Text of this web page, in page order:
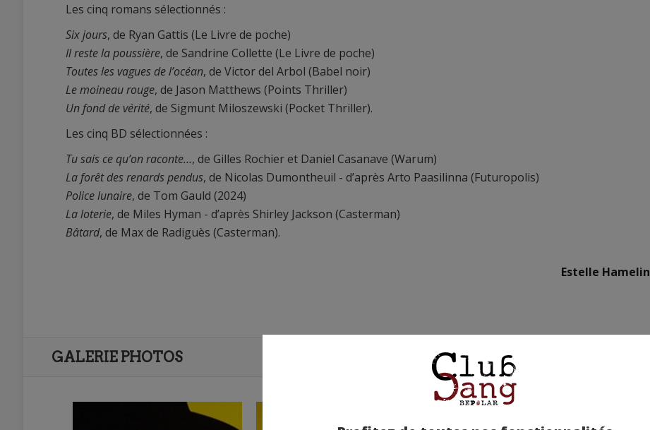
Les cinq romans sélectionnés :
Six jours, de Ryan Gattis (Le Livre de poche)
Il reste la poussière, de Sandrine Collette (Le Livre de poche)
Toutes les vagues de l’océan, de Victor del Arbol (Babel noir)
Le moineau rouge, de Jason Matthews (Points Thriller)
Un fond de vérité, de Sigmunt Miloszewski (Pocket Thriller).
Les cinq BD sélectionnées :
Tu sais ce qu’on raconte…, de Gilles Rochier et Daniel Casanave (Warum)
La forêt des renards pendus, de Nicolas Dumontheuil - d’après Arto Paasilinna (Futuropolis)
Police lunaire, de Tom Gauld (2024)
La loterie, de Miles Hyman - d’après Shirley Jackson (Casterman)
Bâtard, de Max de Radiguès (Casterman).
Estelle Hamelin
GALERIE PHOTOS